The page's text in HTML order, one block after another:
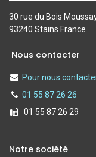
30 rue du Bois
93240 Stains France
Nous contacter
Pour nous
01 55 87 26 26
01 55 87 26 29
Notre société